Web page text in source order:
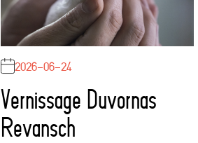
2026-06-24
Vernissage Duvornas
Revansch